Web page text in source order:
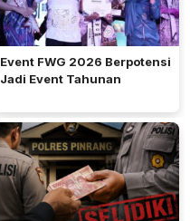
Event FWG 2026 Berpotensi
Jadi Event Tahunan